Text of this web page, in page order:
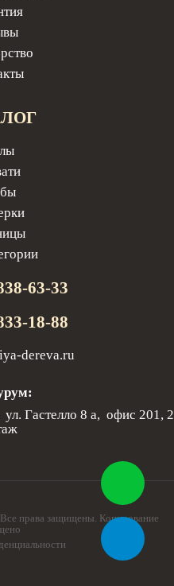
63-33
18-88
dereva.ru
Гастелло 8 а, офис 201, 2
права защищены. Копирование